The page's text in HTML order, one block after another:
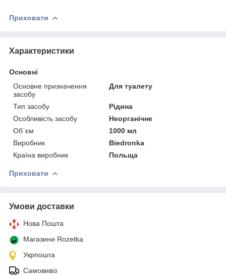
Приховати
Характеристики
Основні
Основне призначення
засобу
Для туалету
Тип засобу
Рідина
Особливість засобу
Неорганічне
Об`єм
1000 мл
Виробник
Biedronka
Країна виробник
Польща
Приховати
Умови доставки
Нова Пошта
Магазини Rozetka
Укрпошта
Самовивіз